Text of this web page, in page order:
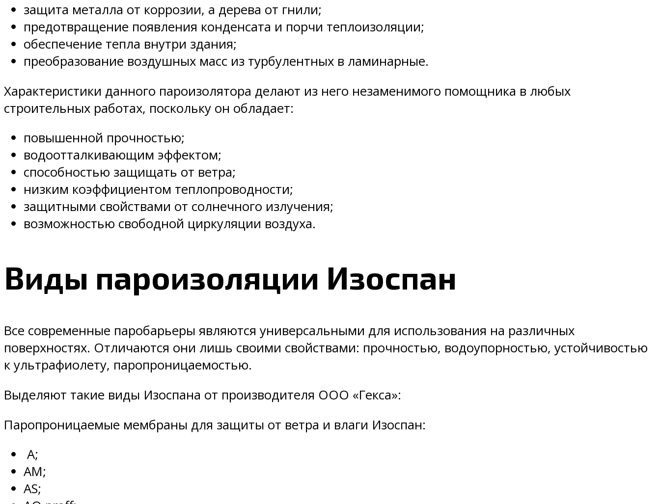
защита металла от коррозии, а дерева от гнили;
предотвращение появления конденсата и порчи теплоизоляции;
обеспечение тепла внутри здания;
преобразование воздушных масс из турбулентных в ламинарные.
Характеристики данного пароизолятора делают из него незаменимого помощника в любых
строительных работах, поскольку он обладает:
повышенной прочностью;
водоотталкивающим эффектом;
способностью защищать от ветра;
низким коэффициентом теплопроводности;
защитными свойствами от солнечного излучения;
возможностью свободной циркуляции воздуха.
Виды пароизоляции Изоспан
Все современные паробарьеры являются универсальными для использования на различных
поверхностях. Отличаются они лишь своими свойствами: прочностью, водоупорностью, устойчивостью
к ультрафиолету, паропроницаемостью.
Выделяют такие виды Изоспана от производителя ООО «Гекса»:
Паропроницаемые мембраны для защиты от ветра и влаги Изоспан:
А;
АМ;
АS;